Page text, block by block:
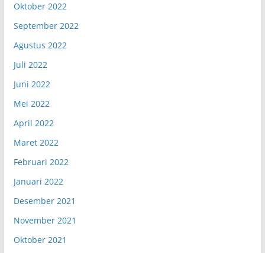
Oktober 2022
September 2022
Agustus 2022
Juli 2022
Juni 2022
Mei 2022
April 2022
Maret 2022
Februari 2022
Januari 2022
Desember 2021
November 2021
Oktober 2021